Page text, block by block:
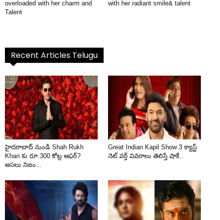
overloaded with her charm and
Talent
with her radiant smile& talent
Recent Articles Telugu
హైదరాబాద్ నుండి Shah Rukh
Khan కు రూ.300 కోట్ల ఆఫర్?
అసలు నిజం...
Great Indian Kapil Show 3 క్యాస్ట్
నెట్ వర్త్ వివరాలు తెలిస్తే షాకే..